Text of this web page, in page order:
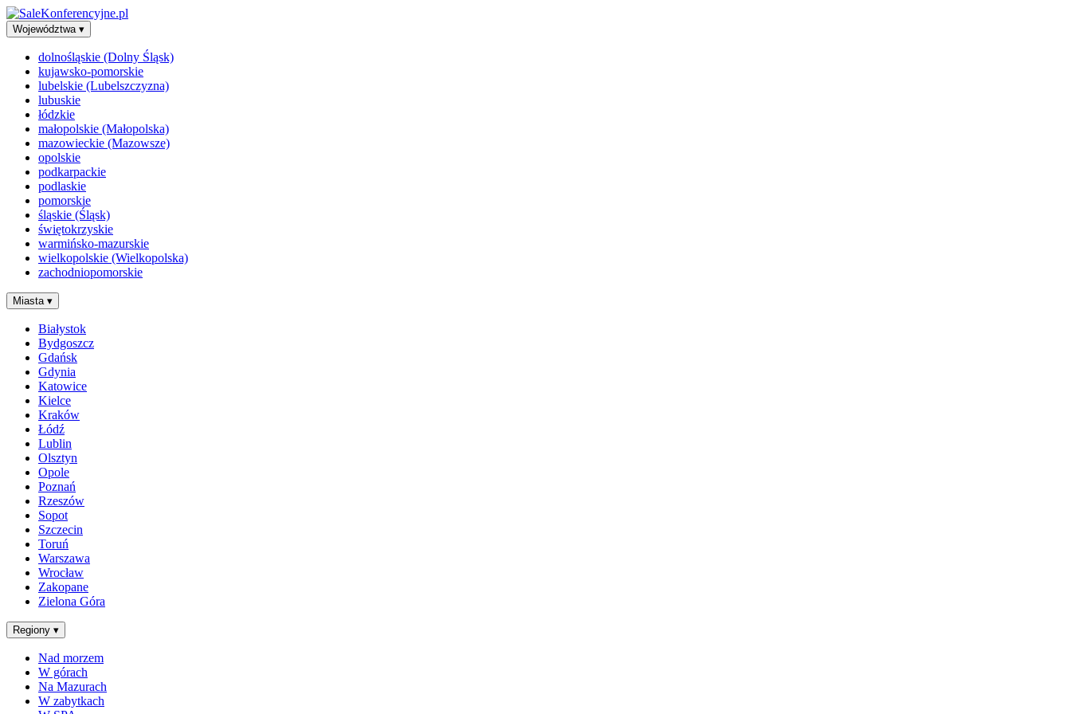
Województwa ▾
dolnośląskie (Dolny Śląsk)
kujawsko-pomorskie
lubelskie (Lubelszczyzna)
lubuskie
łódzkie
małopolskie (Małopolska)
mazowieckie (Mazowsze)
opolskie
podkarpackie
podlaskie
pomorskie
śląskie (Śląsk)
świętokrzyskie
warmińsko-mazurskie
wielkopolskie (Wielkopolska)
zachodniopomorskie
Miasta ▾
Białystok
Bydgoszcz
Gdańsk
Gdynia
Katowice
Kielce
Kraków
Łódź
Lublin
Olsztyn
Opole
Poznań
Rzeszów
Sopot
Szczecin
Toruń
Warszawa
Wrocław
Zakopane
Zielona Góra
Regiony ▾
Nad morzem
W górach
Na Mazurach
W zabytkach